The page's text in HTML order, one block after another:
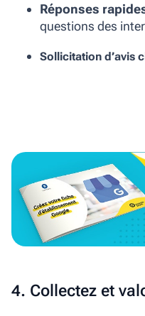
Réponses
questions des
Sollicitation d’avis
4. Collectez et